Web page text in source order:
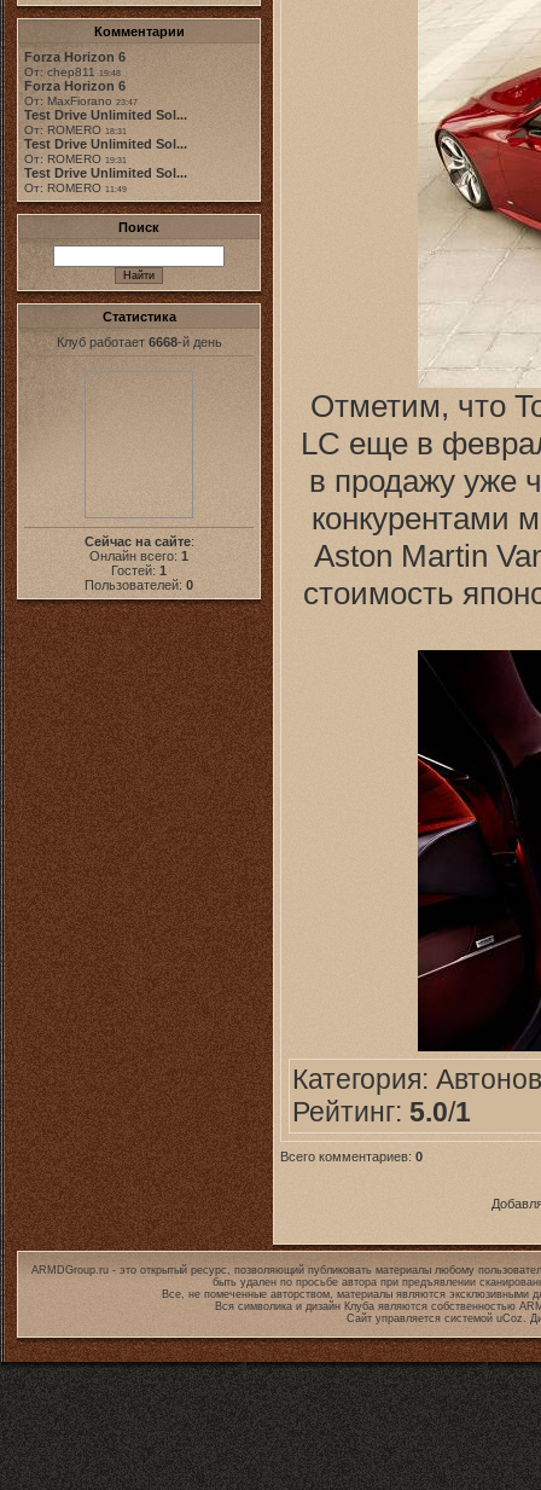
Комментарии
Forza Horizon 6
От: chep811 19:48
Forza Horizon 6
От: MaxFiorano 23:47
Test Drive Unlimited Sol...
От: ROMERO 18:31
Test Drive Unlimited Sol...
От: ROMERO 19:31
Test Drive Unlimited Sol...
От: ROMERO 11:49
Поиск
Статистика
Клуб работает 6668-й день
Сейчас на сайте:
Онлайн всего: 1
Гостей: 1
Пользователей: 0
Отметим, что
LC еще в
в продажу уже
конкурентами
Aston Martin
стоимость
Категория:
Рейтинг: 5.0/1
Всего комментариев: 0
ARMDGroup.ru - это открытый ресурс, позволяющий публиковать материалы любому
быть удален по просьбе автора при предъявлении
Все, не помеченные авторством, материалы являются эксклюзивными
Вся символика и дизайн Клуба являются собственностью
Сайт управляется системой uCoz.